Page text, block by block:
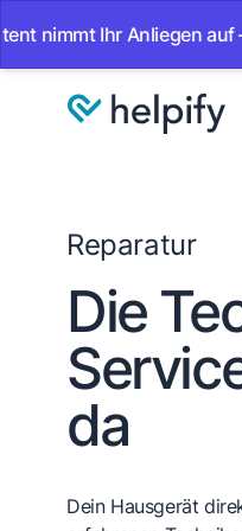
Anliegen auf – wir
Reparatur
Die
da
Dein Hausgerät